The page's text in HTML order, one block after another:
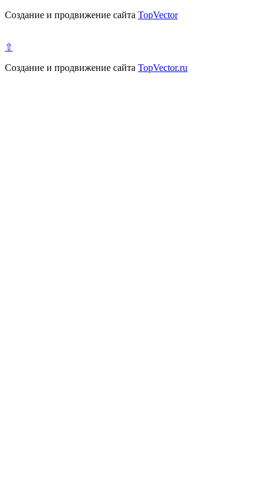
Создание и продвижение сайта TopVector
⇧
Создание и продвижение сайта TopVector.ru